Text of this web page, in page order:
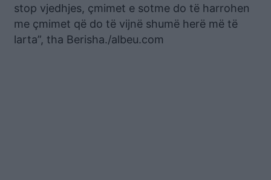
stop vjedhjes, çmimet e sotme do të harrohen
me çmimet që do të vijnë shumë herë më të
larta”, tha Berisha./albeu.com